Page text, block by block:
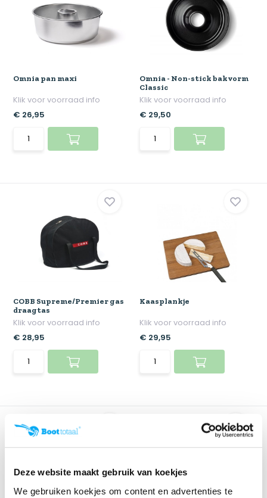
Deze website maakt gebruik van koekjes
We gebruiken koekjes om content en advertenties te
Omnia pan maxi
Klik voor voorraad info
€ 26,95
Omnia - Non-stick bakvorm
Classic
Klik voor voorraad info
€ 29,50
COBB Supreme/Premier gas
draagtas
Klik voor voorraad info
€ 28,95
Kaasplankje
Klik voor voorraad info
€ 29,95